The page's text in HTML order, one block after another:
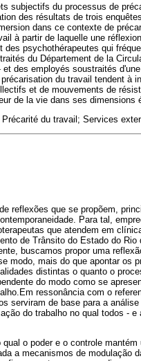
subjectifs du processus de
des résultats de trois
dans ce contexte de
à partir de laquelle une
psychothérapeutes qui
du Département de la
des employés soustraités
du travail tendent à
et de mouvements de
de la vie dans ses dimensions
du travail; Services
reflexões que se propõem,
Para tal,
que atendem em
de Trânsito do Estado do
buscamos propor uma
modo, mais do que apontar os
distintas o quanto o
do modo como se
ressonância com o
serviram de base para a
do trabalho no qual todos -
o poder e o controle
a mecanismos de modulação